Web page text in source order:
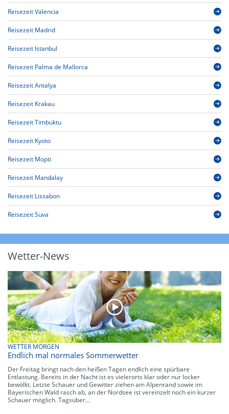
Reisezeit Valencia
Reisezeit Madrid
Reisezeit Istanbul
Reisezeit Palma de Mallorca
Reisezeit Antalya
Reisezeit Krakau
Reisezeit Timbuktu
Reisezeit Kyoto
Reisezeit Mopti
Reisezeit Mandalay
Reisezeit Lissabon
Reisezeit Suva
Wetter-News
WETTER MORGEN
Endlich mal normales Sommerwetter
Der Freitag bringt nach den heißen Tagen endlich eine spürbare
Entlastung. Bereits in der Nacht ist es vielerorts klar oder nur locker
bewölkt. Letzte Schauer und Gewitter ziehen am Alpenrand sowie im
Bayerischen Wald rasch ab, an der Nordsee ist vereinzelt noch ein kurzer
Schauer möglich. Tagsüber...